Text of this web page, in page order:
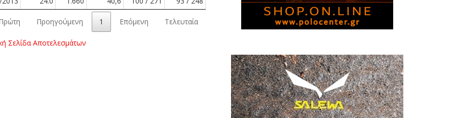
Προηγούμενη 1 Επόμενη Τελευταία
Σελίδα Αποτελεσμάτων